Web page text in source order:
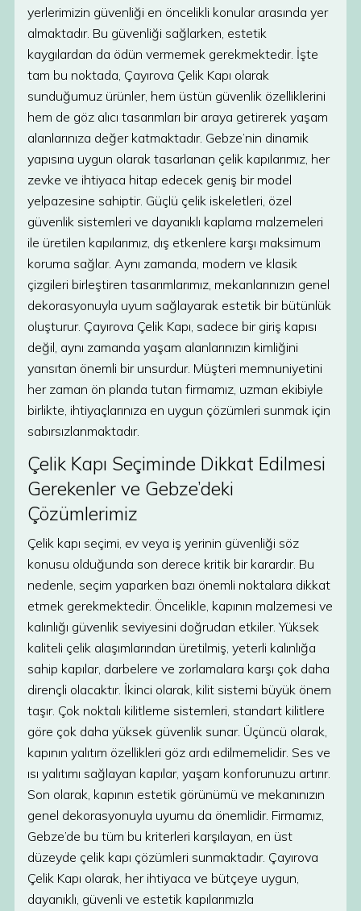
yerlerimizin güvenliği en öncelikli konular arasında yer
almaktadır. Bu güvenliği sağlarken, estetik
kaygılardan da ödün vermemek gerekmektedir. İşte
tam bu noktada, Çayırova Çelik Kapı olarak
sunduğumuz ürünler, hem üstün güvenlik özelliklerini
hem de göz alıcı tasarımları bir araya getirerek yaşam
alanlarınıza değer katmaktadır. Gebze’nin dinamik
yapısına uygun olarak tasarlanan çelik kapılarımız, her
zevke ve ihtiyaca hitap edecek geniş bir model
yelpazesine sahiptir. Güçlü çelik iskeletleri, özel
güvenlik sistemleri ve dayanıklı kaplama malzemeleri
ile üretilen kapılarımız, dış etkenlere karşı maksimum
koruma sağlar. Aynı zamanda, modern ve klasik
çizgileri birleştiren tasarımlarımız, mekanlarınızın genel
dekorasyonuyla uyum sağlayarak estetik bir bütünlük
oluşturur. Çayırova Çelik Kapı, sadece bir giriş kapısı
değil, aynı zamanda yaşam alanlarınızın kimliğini
yansıtan önemli bir unsurdur. Müşteri memnuniyetini
her zaman ön planda tutan firmamız, uzman ekibiyle
birlikte, ihtiyaçlarınıza en uygun çözümleri sunmak için
sabırsızlanmaktadır.
Çelik Kapı Seçiminde Dikkat Edilmesi
Gerekenler ve Gebze’deki
Çözümlerimiz
Çelik kapı seçimi, ev veya iş yerinin güvenliği söz
konusu olduğunda son derece kritik bir karardır. Bu
nedenle, seçim yaparken bazı önemli noktalara dikkat
etmek gerekmektedir. Öncelikle, kapının malzemesi ve
kalınlığı güvenlik seviyesini doğrudan etkiler. Yüksek
kaliteli çelik alaşımlarından üretilmiş, yeterli kalınlığa
sahip kapılar, darbelere ve zorlamalara karşı çok daha
dirençli olacaktır. İkinci olarak, kilit sistemi büyük önem
taşır. Çok noktalı kilitleme sistemleri, standart kilitlere
göre çok daha yüksek güvenlik sunar. Üçüncü olarak,
kapının yalıtım özellikleri göz ardı edilmemelidir. Ses ve
ısı yalıtımı sağlayan kapılar, yaşam konforunuzu artırır.
Son olarak, kapının estetik görünümü ve mekanınızın
genel dekorasyonuyla uyumu da önemlidir. Firmamız,
Gebze’de bu tüm bu kriterleri karşılayan, en üst
düzeyde çelik kapı çözümleri sunmaktadır. Çayırova
Çelik Kapı olarak, her ihtiyaca ve bütçeye uygun,
dayanıklı, güvenli ve estetik kapılarımızla